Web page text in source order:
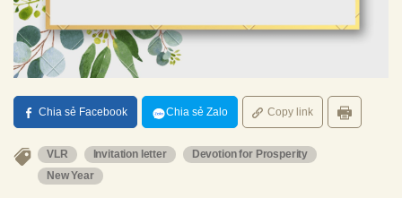
Chia sẻ Facebook Chia sẻ Zalo Copy link
VLR Invitation letter
Devotion for Prosperity
New Year